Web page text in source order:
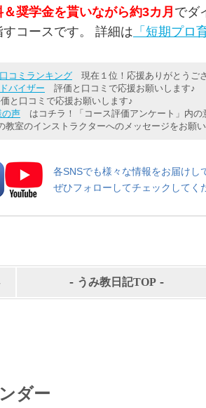
奨学金を貰いながら約3カ月 でダ
コースです。 詳細は 「短期プロ
コミランキング 現在１位！応援ありがとうご
バイザー 評価と口コミで応援お願いします♪
と口コミで応援お願いします♪
の声 はコチラ！「コース評価アンケート」内の
教室のインストラクターへのメッセージをお願
各SNSでも様々な情報をお届けし
ぜひフォローしてチェックしてく
- うみ教日記TOP -
ダー